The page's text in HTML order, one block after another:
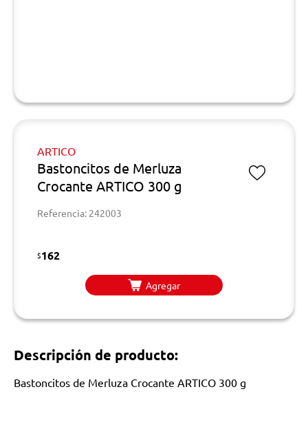
ARTICO
Bastoncitos de Merluza
Crocante ARTICO 300 g
Referencia: 242003
$162
Agregar
Descripción de producto:
Bastoncitos de Merluza Crocante ARTICO 300 g